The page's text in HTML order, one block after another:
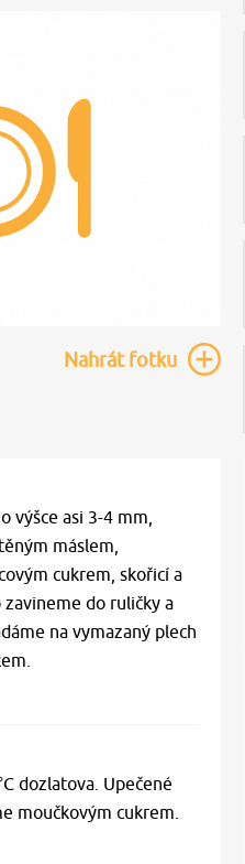
Nahrátfotku
výšce asi 3-4 mm,
máslem,
cukrem, skořicí a
zavineme do ruličky a
na vymazaný plech
dozlatova. Upečené
moučkovým cukrem.